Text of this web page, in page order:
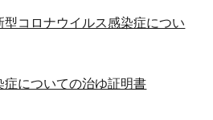
コロナウイルス感染症につい
症についての治ゆ証明書